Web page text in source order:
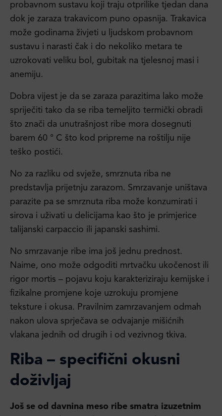
probavnom sustavu koji traju otprilike tjedan dana
dok je zaraza trakavicom puno opasnija. Trakavica
može godinama živjeti u ljudskom probavnom
sustavu i narasti čak i do nekoliko metara te
uzrokovati veliku bol, gubitak na tjelesnoj masi i
anemiju.
Dobra vijest je da se zaraza parazitima lako može
spriječiti tako da se riba temeljito termički obradi
što znači da unutrašnjost ribe mora dosegnuti
barem 60 ° C što kod pripreme na roštilju nije
teško postići.
No za razliku od svježe, smrznuta riba ne
predstavlja prijetnju zarazom. Smrzavanje uništava
parazite pa se smrznuta riba može konzumirati i
sirova i uživati u delicijama kao što je primjerice
talijanski carpaccio ili japanski sashimi.
No smrzavanje ribe ima još jednu prednost.
Naime, ono može odgoditi mrtvačku ukočenost ili
rigor mortis – pojavu koju karakteriziraju kemijske i
fizikalne promjene koje uzrokuju promjene
teksture i okusa. Pravilnim zamrzavanjem odmah
nakon ulova sprječava se odvajanje mišićnih
vlakana jednih od drugih i od vezivnog tkiva.
Riba – specifični okusni
doživljaj
Još se od davnina meso ribe smatra izuzetnim